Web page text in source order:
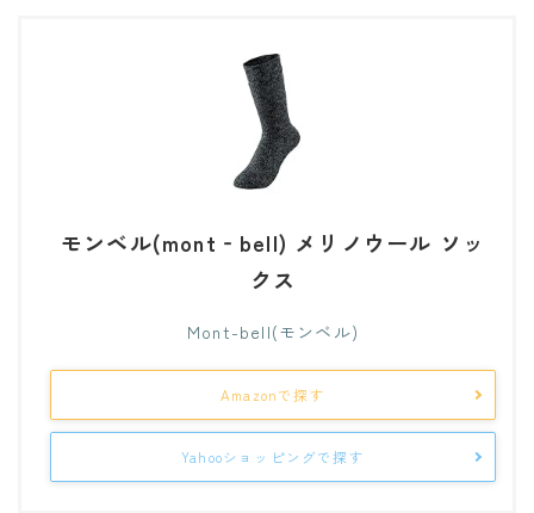
モンベル(mont‐bell) メリノウール ソッ
クス
Mont-bell(モンベル)
Amazonで探す
Yahooショッピングで探す